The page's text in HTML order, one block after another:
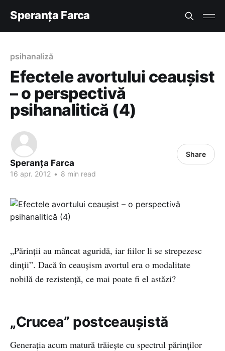
Speranța Farca
psihanaliză
Efectele avortului ceaușist
– o perspectivă
psihanalitică (4)
Speranța Farca
16 apr. 2012 • 8 min read
Share
„Părinții au mâncat aguridă, iar fiilor li se strepezesc
dinții”. Dacă în ceaușism avortul era o modalitate
nobilă de rezistență, ce mai poate fi el astăzi?
„Crucea” postceaușistă
Generația acum matură trăiește cu spectrul părinților